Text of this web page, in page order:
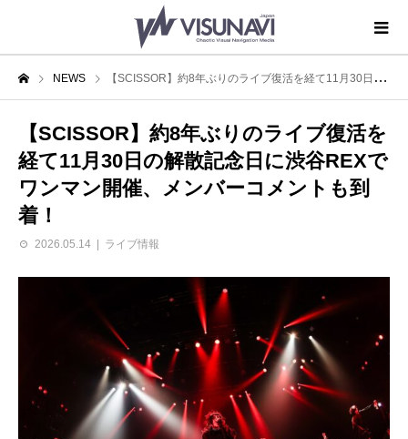
NEWS 【SCISSOR】約8年ぶりのライブ復活を経て11月30日の解散記念日に渋谷REXでワンマン開催、メンバーコメントも到着！
【SCISSOR】約8年ぶりのライブ復活を
経て11月30日の解散記念日に渋谷REXで
ワンマン開催、メンバーコメントも到
着！
2026.05.14 ライブ情報